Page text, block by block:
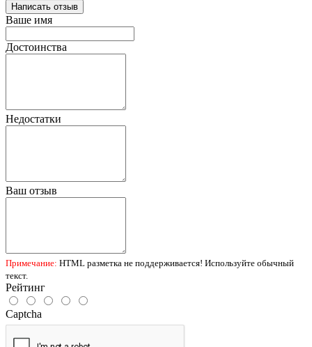
Написать отзыв
Ваше имя
Достоинства
Недостатки
Ваш отзыв
Примечание: HTML разметка не поддерживается! Используйте обычный
текст.
Рейтинг
Captcha